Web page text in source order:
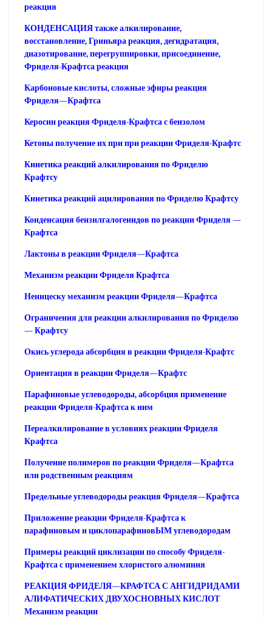
реакция
КОНДЕНСАЦИЯ также алкилирование,
восстановление, Гриньяра реакция, дегидратация,
диазотирование, перегруппировки, присоединение,
Фриделя-Крафтса реакция
Карбоновые кислоты, сложные эфиры реакция
Фриделя—Крафтса
Керосин реакция Фриделя-Крафтса с бензолом
Кетоны получение их при при реакции Фриделя-Крафтс
Кинетика реакций алкилирования по Фриделю
Крафтсу
Кинетика реакций ацилирования по Фриделю Крафтсу
Конденсация бензилгалогенидов по реакции Фриделя —
Крафтса
Лактоны в реакции Фриделя—Крафтса
Механизм реакции Фриделя Крафтса
Неницеску механизм реакции Фриделя—Крафтса
Ограничения для реакции алкилирования по Фриделю
— Крафтсу
Окись углерода абсорбция в реакции Фриделя-Крафтс
Ориентация в реакции Фриделя—Крафтс
Парафиновые углеводороды, абсорбция применение
реакции Фриделя-Крафтса к ним
Переалкилирование в условиях реакции Фриделя
Крафтса
Получение полимеров по реакции Фриделя—Крафтса
или родственным реакциям
Предельные углеводороды реакция Фриделя—Крафтса
Приложение реакции Фриделя-Крафтса к
парафиновым и циклопарафиновЫМ углеводородам
Примеры реакций циклизации по способу Фриделя-
Крафтса с применением хлористого алюминия
РЕАКЦИЯ ФРИДЕЛЯ—КРАФТСА С АНГИДРИДАМИ
АЛИФАТИЧЕСКИХ ДВУХОСНОВНЫХ КИСЛОТ
Механизм реакции